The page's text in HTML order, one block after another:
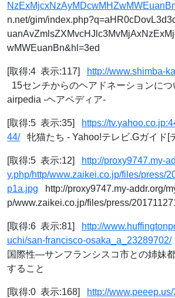
n.net/gim/
wMWEuanBn&hl=3ed
[取得:4 表示:117]
http://www.shimba-
15センチからのヘアドネーションにつ
airpedia -ヘアペディア-
[取得:5 表示:35]
https://
44/牝猫たち - Yahoo!テレビ.Gガイド[
[取得:5 表示:12]
http://proxy9747.my-
y.php/http/www.zaikei.co.jp/files/press/
p1a.jpg http://proxy9747.my-addr.org/
p/www.zaikei.co.jp/files/press/
[取得:6 表示:81]
http://
uchi/san-francisco-osaka_a_23289702/
国際性―サンフランシスコ市との姉妹
すること
[取得:0 表示:168] http://